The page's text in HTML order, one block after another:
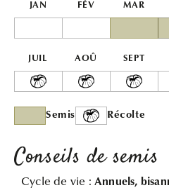
JAN FÉV MAR
JUIL AOÛ SEPT
Semis Récolte
Conseils de semis
Cycle de vie : Annuels,